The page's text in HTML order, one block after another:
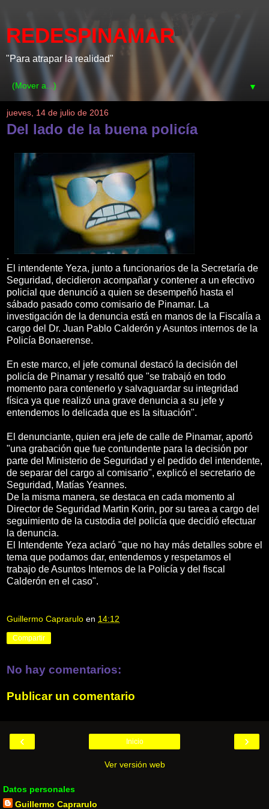
REDESPINAMAR
"Para atrapar la realidad"
▼
jueves, 14 de julio de 2016
Del lado de la buena policía
.
El intendente Yeza, junto a funcionarios de la Secretaría de
Seguridad, decidieron acompañar y contener a un efectivo
policial que denunció a quien se desempeñó hasta el
sábado pasado como comisario de Pinamar. La
investigación de la denuncia está en manos de la Fiscalía a
cargo del Dr. Juan Pablo Calderón y Asuntos internos de la
Policía Bonaerense.
En este marco, el jefe comunal destacó la decisión del
policía de Pinamar y resaltó que "se trabajó en todo
momento para contenerlo y salvaguardar su integridad
física ya que realizó una grave denuncia a su jefe y
entendemos lo delicada que es la situación".
El denunciante, quien era jefe de calle de Pinamar, aportó
"una grabación que fue contundente para la decisión por
parte del Ministerio de Seguridad y el pedido del intendente,
de separar del cargo al comisario", explicó el secretario de
Seguridad, Matías Yeannes.
De la misma manera, se destaca en cada momento al
Director de Seguridad Martin Korin, por su tarea a cargo del
seguimiento de la custodia del policía que decidió efectuar
la denuncia.
El Intendente Yeza aclaró "que no hay más detalles sobre el
tema que podamos dar, entendemos y respetamos el
trabajo de Asuntos Internos de la Policía y del fiscal
Calderón en el caso".
Guillermo Caprarulo en 14:12
Compartir
No hay comentarios:
Publicar un comentario
‹ ›
Inicio
Ver versión web
Datos personales
Guillermo Caprarulo